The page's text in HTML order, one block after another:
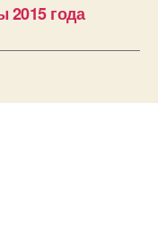
2015 года